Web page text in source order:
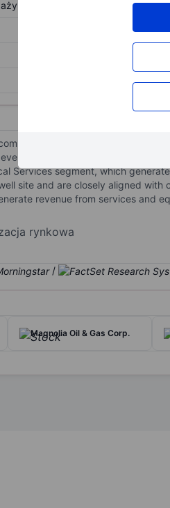
Otwórz
It provides specialized
of oil and gas
Services segment, which
site and are closely aligned
revenue from services and
rynkowa
/
Magnolia Oil & Gas Corp.